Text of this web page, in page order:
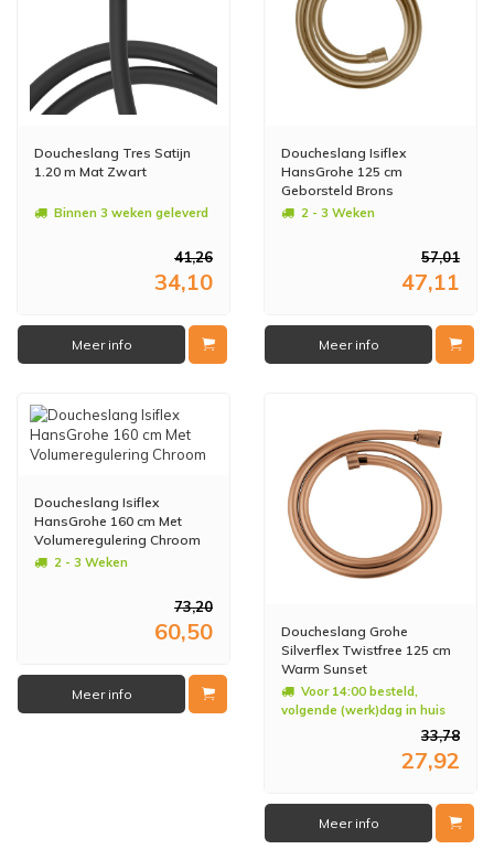
Doucheslang Tres Satijn
1.20 m Mat Zwart
Binnen 3 weken geleverd
41,26
34,10
Meer info
Doucheslang Isiflex
HansGrohe 125 cm
Geborsteld Brons
2 - 3 Weken
57,01
47,11
Meer info
Doucheslang Isiflex
HansGrohe 160 cm Met
Volumeregulering Chroom
2 - 3 Weken
73,20
60,50
Meer info
Doucheslang Grohe
Silverflex Twistfree 125 cm
Warm Sunset
Voor 14:00 besteld,
volgende (werk)dag in huis
33,78
27,92
Meer info